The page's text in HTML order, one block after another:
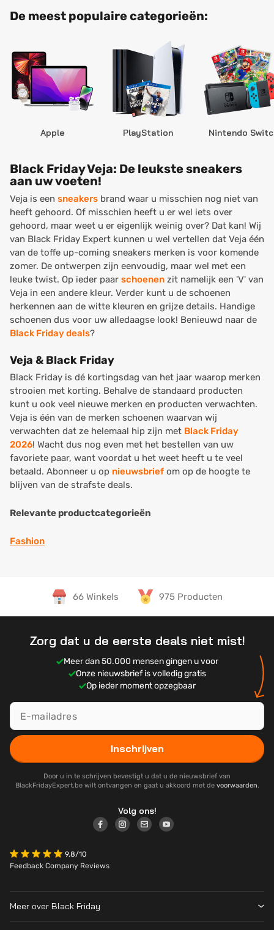
De meest populaire categorieën:
Apple PlayStation Nintendo
Black Friday Veja: De leukste sneakers
aan uw voeten!
Veja is een sneakers brand waar u misschien nog niet van
heeft gehoord. Of misschien heeft u er wel iets over
gehoord, maar weet u er eigenlijk weinig over? Dat kan! Wij
van Black Friday Expert kunnen u wel vertellen dat Veja één
van de toffe up-coming sneakers merken is voor komende
zomer. De ontwerpen zijn eenvoudig, maar wel met een
leuke twist. Op ieder paar schoenen zit namelijk een 'V' van
Veja in een andere kleur. Verder kunt u de schoenen
herkennen aan de witte kleuren en grijze details. Handige
schoenen dus voor uw alledaagse look! Benieuwd naar de
Black Friday deals?
Veja & Black Friday
Black Friday is dé kortingsdag van het jaar waarop merken
strooien met korting. Behalve de standaard producten
kunt u ook veel nieuwe merken en producten verwachten.
Veja is één van de merken schoenen waarvan wij
verwachten dat ze helemaal hip zijn met Black Friday
2026! Wacht dus nog even met het bestellen van uw
favoriete paar, want voordat u het weet heeft u te veel
betaald. Abonneer u op nieuwsbriefom op de hoogte te
blijven van de strafste deals.
Relevante productcategorieën
Fashion
66 Winkels 975 Producten
Zorg dat u de eerste deals niet mist!
Meer dan 50.000 mensen gingen u voor
Onze nieuwsbrief is volledig gratis
Op ieder moment opzegbaar
Inschrijven
Door u in te schrijven bevestigt u dat u de nieuwsbrief van
BlackFridayExpert.be wilt ontvangen en gaat u akkoord met de voorwaarden.
Volg ons!
9.8/10
Feedback Company Reviews
Meer over Black Friday